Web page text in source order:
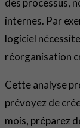
des processus,
internes. Par
logiciel
réorganisation
Cette analyse
prévoyez de
mois, préparez